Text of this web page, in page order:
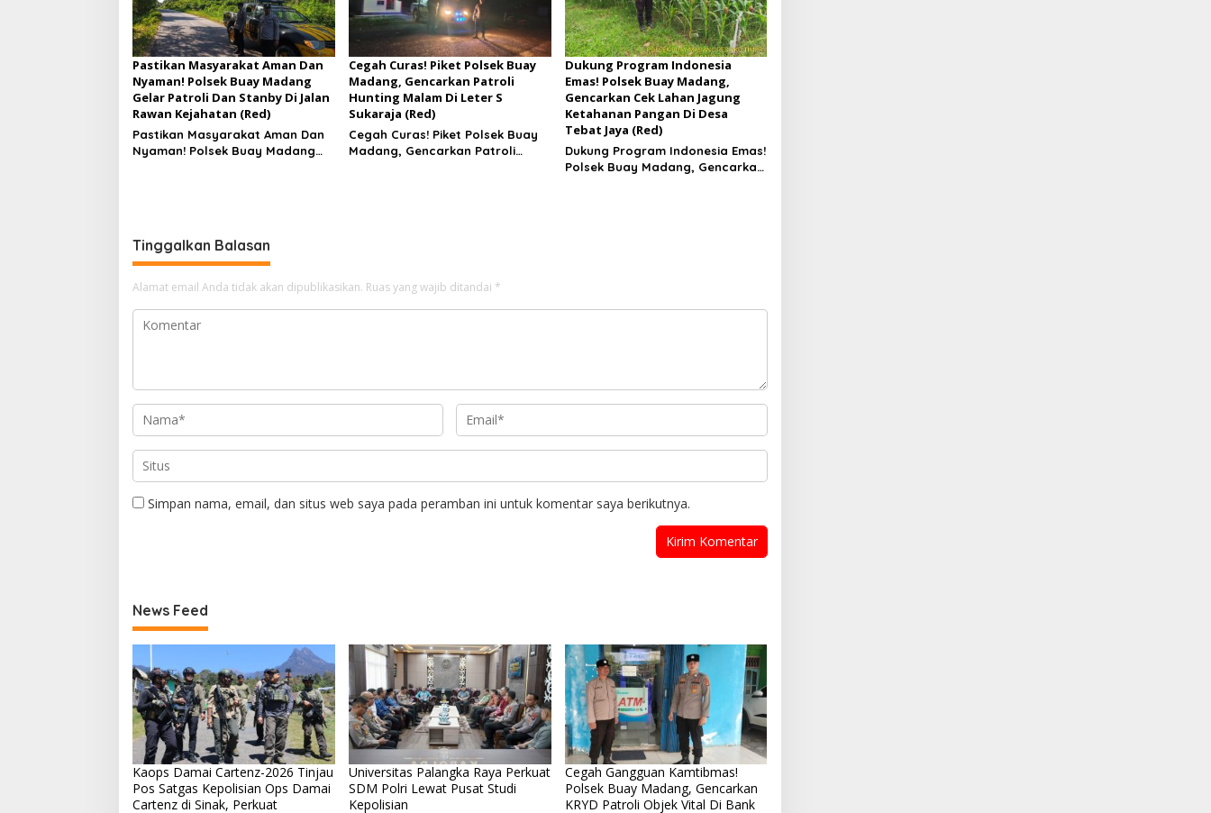
Pastikan Masyarakat Aman Dan
Nyaman! Polsek Buay Madang
Gelar Patroli Dan Stanby Di Jalan
Rawan Kejahatan (Red)
Pastikan Masyarakat Aman Dan
Nyaman! Polsek Buay Madang
Cegah Curas! Piket Polsek Buay
Madang, Gencarkan Patroli
Hunting Malam Di Leter S
Sukaraja (Red)
Cegah Curas! Piket Polsek Buay
Madang, Gencarkan Patroli
Dukung Program Indonesia
Emas! Polsek Buay Madang,
Gencarkan Cek Lahan Jagung
Ketahanan Pangan Di Desa
Tebat Jaya (Red)
Dukung Program Indonesia Emas!
Polsek Buay Madang, Gencarkan
Tinggalkan Balasan
Alamat email Anda tidak akan dipublikasikan. Ruas yang wajib ditandai *
Simpan nama, email, dan situs web saya pada peramban ini untuk komentar saya berikutnya.
News Feed
Kaops Damai Cartenz-2026 Tinjau
Pos Satgas Kepolisian Ops Damai
Cartenz di Sinak, Perkuat
Universitas Palangka Raya Perkuat
SDM Polri Lewat Pusat Studi
Kepolisian
Cegah Gangguan Kamtibmas!
Polsek Buay Madang, Gencarkan
KRYD Patroli Objek Vital Di Bank